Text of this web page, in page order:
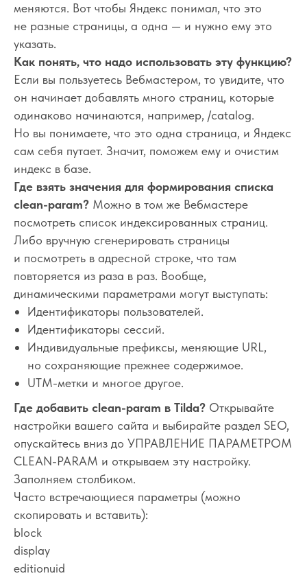
меняются. Вот чтобы Яндекс понимал, что это
не разные страницы, а одна — и нужно ему это
указать.
Как понять, что надо использовать эту функцию?
Если вы пользуетесь Вебмастером, то увидите, что
он начинает добавлять много страниц, которые
одинаково начинаются, например, /catalog.
Но вы понимаете, что это одна страница, и Яндекс
сам себя путает. Значит, поможем ему и очистим
индекс в базе.
Где взять значения для формирования списка
clean-param? Можно в том же Вебмастере
посмотреть список индексированных страниц.
Либо вручную сгенерировать страницы
и посмотреть в адресной строке, что там
повторяется из раза в раз. Вообще,
динамическими параметрами могут выступать:
Идентификаторы пользователей.
Идентификаторы сессий.
Индивидуальные префиксы, меняющие URL,
но сохраняющие прежнее содержимое.
UTM-метки и многое другое.
Где добавить clean-param в Tilda? Открывайте
настройки вашего сайта и выбирайте раздел SEO,
опускайтесь вниз до УПРАВЛЕНИЕ ПАРАМЕТРОМ
CLEAN-PARAM и открываем эту настройку.
Заполняем столбиком.
Часто встречающиеся параметры (можно
скопировать и вставить):
block
display
editionuid